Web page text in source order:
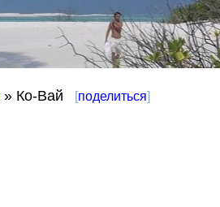
» Ко-Вай [поделиться]